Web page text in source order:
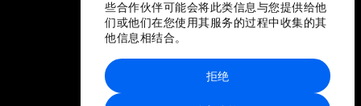
些合作伙伴可能会将此类信息与您提供给他
们或他们在您使用其服务的过程中收集的其
他信息相结合。
拒绝